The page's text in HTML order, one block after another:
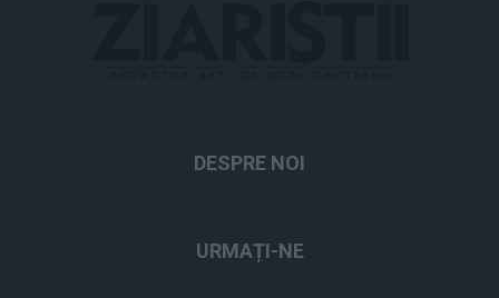
DESPRE NOI
URMAȚI-NE